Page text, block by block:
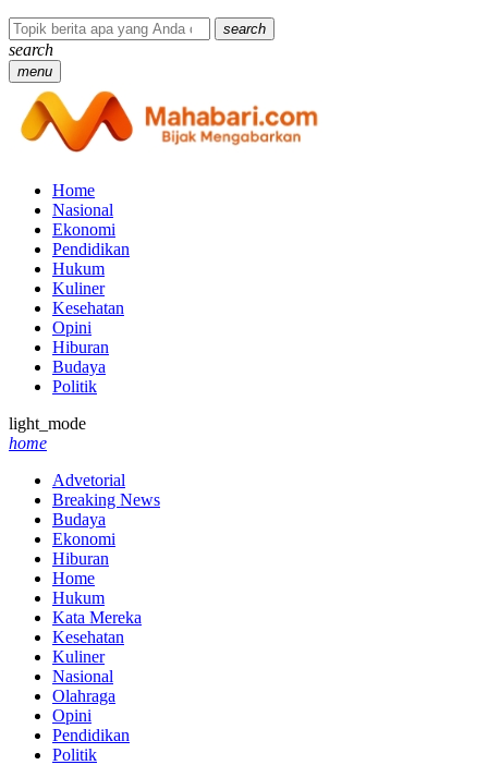
search
search
menu
Home
Nasional
Ekonomi
Pendidikan
Hukum
Kuliner
Kesehatan
Opini
Hiburan
Budaya
Politik
light_mode
home
Advetorial
Breaking News
Budaya
Ekonomi
Hiburan
Home
Hukum
Kata Mereka
Kesehatan
Kuliner
Nasional
Olahraga
Opini
Pendidikan
Politik